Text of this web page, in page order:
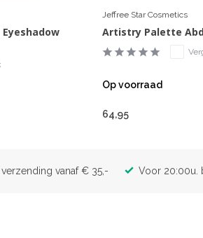
Jeffree Star Cosmetics
Artistry Palette
Op voorraad
64,95
verzending vanaf € 35,- Voor 20:00u.